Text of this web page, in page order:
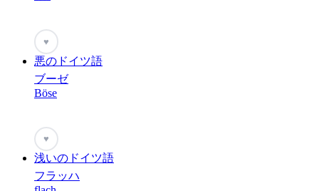
♥
悪のドイツ語
ブーゼ
Böse
♥
浅いのドイツ語
フラッハ